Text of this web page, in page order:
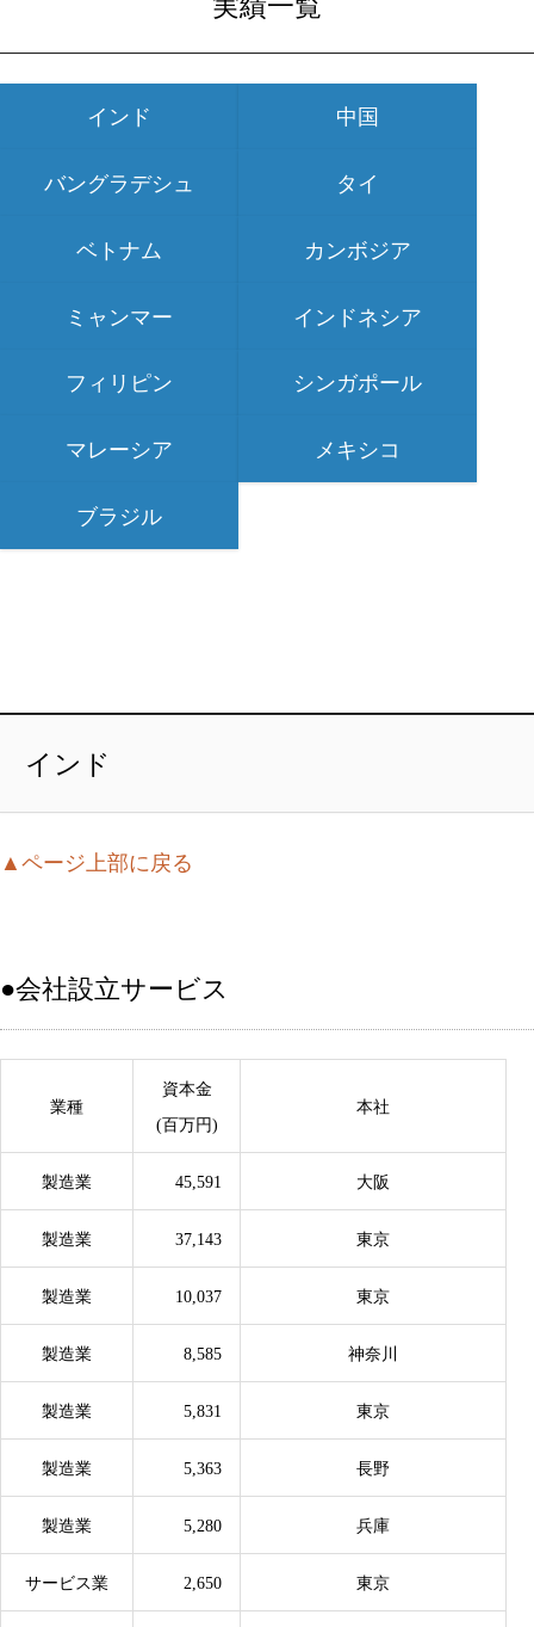
インド 中国
バングラデシュ タイ
ベトナム カンボジア
ミャンマー インドネシア
フィリピン シンガポール
マレーシア メキシコ
ブラジル
インド
▲ページ上部に戻る
●会社設立サービス
業種
資本金
(百万円)
本社
製造業 45,591 大阪
製造業 37,143 東京
製造業 10,037 東京
製造業 8,585 神奈川
製造業 5,831 東京
製造業 5,363 長野
製造業 5,280 兵庫
サービス業 2,650 東京